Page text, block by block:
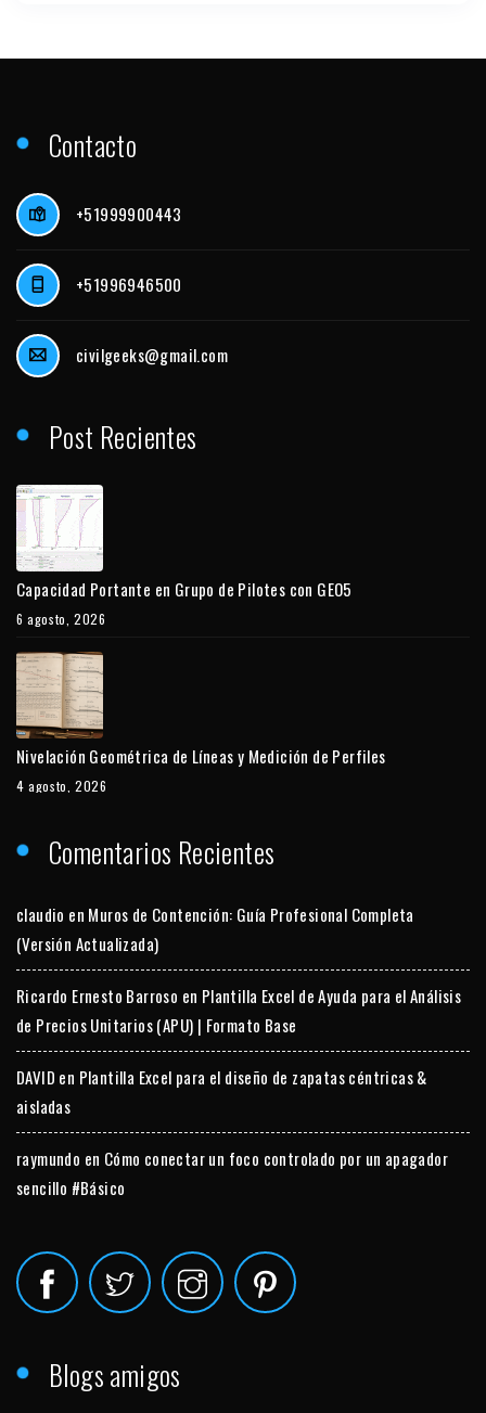
Contacto
+51999900443
+51996946500
civilgeeks@gmail.com
Post Recientes
Capacidad Portante en Grupo de Pilotes con GEO5
6 agosto, 2026
Nivelación Geométrica de Líneas y Medición de Perfiles
4 agosto, 2026
Comentarios Recientes
claudio en Muros de Contención: Guía Profesional Completa
(Versión Actualizada)
Ricardo Ernesto Barroso en Plantilla Excel de Ayuda para el Análisis
de Precios Unitarios (APU) | Formato Base
DAVID en Plantilla Excel para el diseño de zapatas céntricas &
aisladas
raymundo en Cómo conectar un foco controlado por un apagador
sencillo #Básico
Blogs amigos